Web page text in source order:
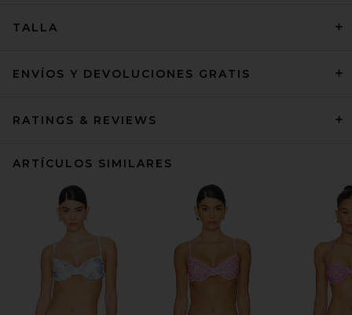
TALLA
ENVÍOS Y DEVOLUCIONES GRATIS
RATINGS & REVIEWS
ARTÍCULOS SIMILARES